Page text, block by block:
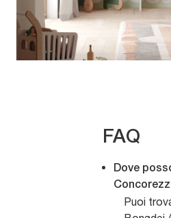
FAQ
Dove
Puoi